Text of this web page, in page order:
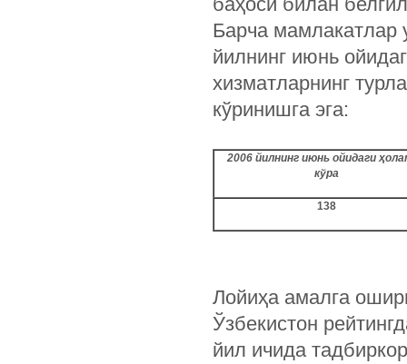
Барча мамлакатлар
йилнинг июнь
хизматларнинг
кўринишга эга:
2006 йилнинг июнь ойидаги
кўра
138
Лойиҳа амалга
Ўзбекистон
йил ичида